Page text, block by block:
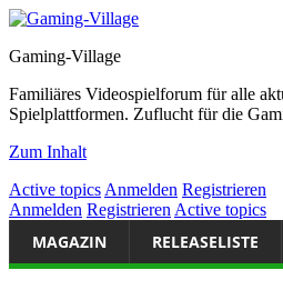
Gaming-Village
Familiäres Videospielforum für alle
Spielplattformen. Zuflucht für die
Zum Inhalt
Active topics Anmelden Registrieren
Anmelden Registrieren Active topics
MAGAZIN RELEASELISTE